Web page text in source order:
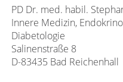
PD Dr. med. habil.
Innere Medizin,
Diabetologie
Salinenstraße 8
D-83435 Bad Reichenhall